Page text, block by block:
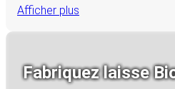
Afficher plus
Fabriquez laisse